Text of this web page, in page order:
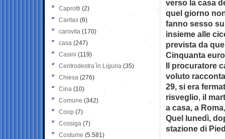
verso la casa
quel giorno
fanno sesso
insieme alle
prevista da
Cinquanta
Il procuratore
voluto
29, si era
risveglio, il
a casa, a
Quel lunedì,
stazione di
Caprotti (2)
Caritas (6)
carovita (170)
casa (247)
Casini (119)
Centrodestra in Liguria (35)
Chiesa (276)
Cina (10)
Comune (342)
Coop (7)
Cossiga (7)
Costume (5.581)